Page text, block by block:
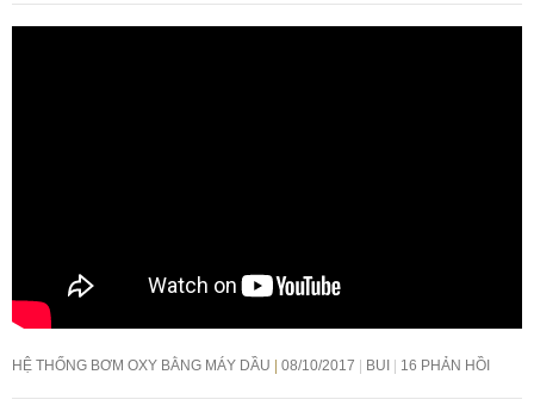
HỆ THỐNG BƠM OXY BẰNG MÁY DẦU 08/10/2017 BUI 16 PHẢN HỒI